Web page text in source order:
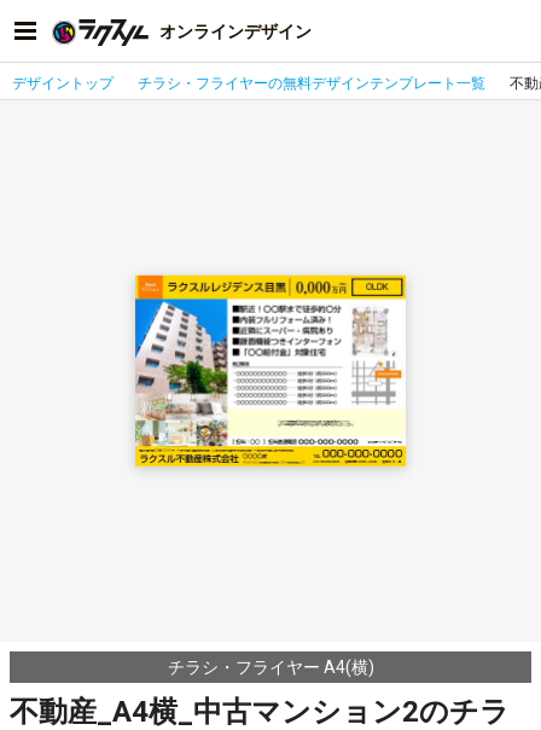
オンラインデザイン
デザイントップ チラシ・フライヤーの無料デザインテンプレート一覧 不
チラシ・フライヤー A4(横)
不動産_A4横_中古マンション2のチラ